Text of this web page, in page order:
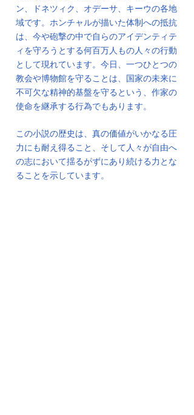
ン、ドネツィク、オデーサ、キーウの各地
域です。ホンチャルが描いた体制への抵抗
は、今や砲撃の中で自らのアイデンティテ
ィを守ろうとする何百万人もの人々の行動
として現れています。今日、一つひとつの
教会や博物館を守ることは、国家の未来に
不可欠な精神的基盤を守るという、作家の
使命を継承する行為でもあります。
この小説の歴史は、真の価値がいかなる圧
力にも耐え得ること、そして人々が自由へ
の志において揺るがずにあり続ける力とな
ることを示しています。